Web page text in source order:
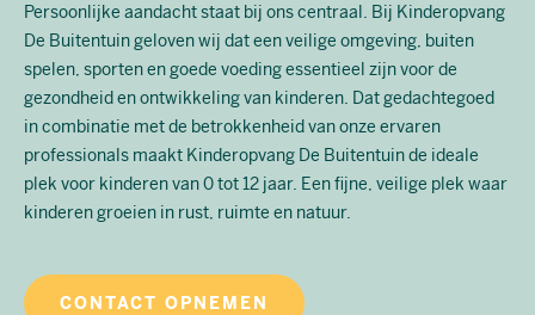
Persoonlijke aandacht staat bij ons centraal. Bij Kinderopvang
De Buitentuin geloven wij dat een veilige omgeving, buiten
spelen, sporten en goede voeding essentieel zijn voor de
gezondheid en ontwikkeling van kinderen. Dat gedachtegoed
in combinatie met de betrokkenheid van onze ervaren
professionals maakt Kinderopvang De Buitentuin de ideale
plek voor kinderen van 0 tot 12 jaar. Een fijne, veilige plek waar
kinderen groeien in rust, ruimte en natuur.
CONTACT OPNEMEN